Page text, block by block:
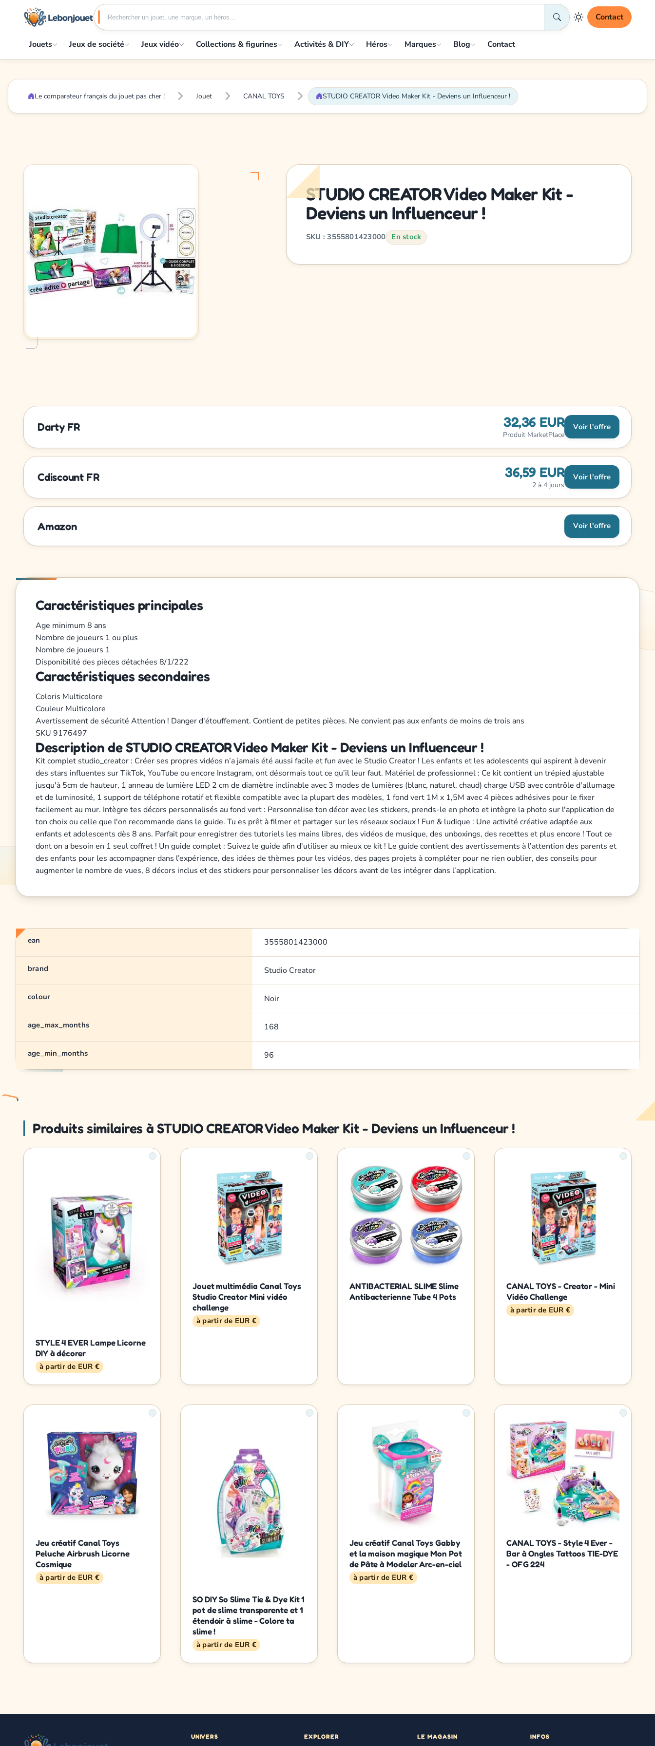
Contact
Jouets Jeux de société Jeux vidéo Collections & figurines Activités & DIY Héros Marques Blog Contact
Le comparateur français du jouet pas cher ! Jouet CANAL TOYS STUDIO CREATOR Video Maker Kit - Deviens un Influenceur !
STUDIO CREATOR Video Maker Kit -
Deviens un Influenceur !
SKU : 3555801423000 En stock
Darty FR 32,36 EUR
Produit MarketPlace
Voir l'offre
Cdiscount FR 36,59 EUR
2 à 4 jours
Voir l'offre
Amazon Voir l'offre
Caractéristiques principales
Age minimum 8 ans
Nombre de joueurs 1 ou plus
Nombre de joueurs 1
Disponibilité des pièces détachées 8/1/222
Caractéristiques secondaires
Coloris Multicolore
Couleur Multicolore
Avertissement de sécurité Attention ! Danger d'étouffement. Contient de petites pièces. Ne convient pas aux enfants de moins de trois ans
SKU 9176497
Description de STUDIO CREATOR Video Maker Kit - Deviens un Influenceur !
Kit complet studio_creator : Créer ses propres vidéos n’a jamais été aussi facile et fun avec le Studio Creator ! Les enfants et les adolescents qui aspirent à devenir
des stars influentes sur TikTok, YouTube ou encore Instagram, ont désormais tout ce qu’il leur faut. Matériel de professionnel : Ce kit contient un trépied ajustable
jusqu'à 5cm de hauteur, 1 anneau de lumière LED 2 cm de diamètre inclinable avec 3 modes de lumières (blanc, naturel, chaud) charge USB avec contrôle d'allumage
et de luminosité, 1 support de téléphone rotatif et flexible compatible avec la plupart des modèles, 1 fond vert 1M x 1,5M avec 4 pièces adhésives pour le fixer
facilement au mur. Intègre tes décors personnalisés au fond vert : Personnalise ton décor avec les stickers, prends-le en photo et intègre la photo sur l'application de
ton choix ou celle que l'on recommande dans le guide. Tu es prêt à filmer et partager sur les réseaux sociaux ! Fun & ludique : Une activité créative adaptée aux
enfants et adolescents dès 8 ans. Parfait pour enregistrer des tutoriels les mains libres, des vidéos de musique, des unboxings, des recettes et plus encore ! Tout ce
dont on a besoin en 1 seul coffret ! Un guide complet : Suivez le guide afin d'utiliser au mieux ce kit ! Le guide contient des avertissements à l’attention des parents et
des enfants pour les accompagner dans l’expérience, des idées de thèmes pour les vidéos, des pages projets à compléter pour ne rien oublier, des conseils pour
augmenter le nombre de vues, 8 décors inclus et des stickers pour personnaliser les décors avant de les intégrer dans l’application.
ean 3555801423000
brand Studio Creator
colour Noir
age_max_months 168
age_min_months 96
Produits similaires à STUDIO CREATOR Video Maker Kit - Deviens un Influenceur !
STYLE 4 EVER Lampe Licorne
DIY à décorer
à partir de EUR €
Jouet multimédia Canal Toys
Studio Creator Mini vidéo
challenge
à partir de EUR €
ANTIBACTERIAL SLIME Slime
Antibacterienne Tube 4 Pots
CANAL TOYS - Creator - Mini
Vidéo Challenge
à partir de EUR €
Jeu créatif Canal Toys
Peluche Airbrush Licorne
Cosmique
à partir de EUR €
SO DIY So Slime Tie & Dye Kit 1
pot de slime transparente et 1
étendoir à slime - Colore ta
slime !
à partir de EUR €
Jeu créatif Canal Toys Gabby
et la maison magique Mon Pot
de Pâte à Modeler Arc-en-ciel
à partir de EUR €
CANAL TOYS - Style 4 Ever -
Bar à Ongles Tattoos TIE-DYE
- OFG 224
UNIVERS EXPLORER LE MAGASIN INFOS